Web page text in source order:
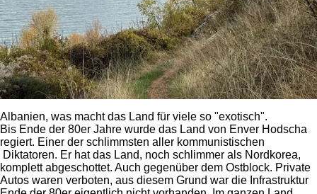
Albanien, was macht das Land für viele so "exotisch".
Bis Ende der 80er Jahre wurde das Land von Enver Hodscha
regiert. Einer der schlimmsten aller kommunistischen
Diktatoren. Er hat das Land, noch schlimmer als Nordkorea,
komplett abgeschottet. Auch gegenüber dem Ostblock. Private
Autos waren verboten, aus diesem Grund war die Infrastruktur